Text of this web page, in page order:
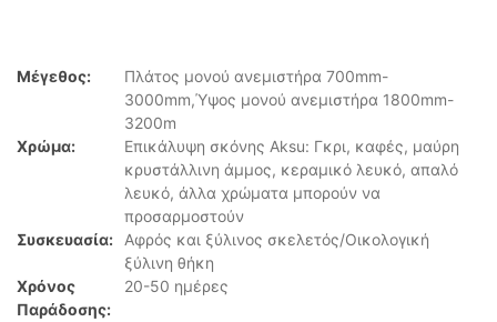
Μέγεθος:
Πλάτος μονού ανεμιστήρα 700mm-
3000mm,Ύψος μονού ανεμιστήρα 1800mm-
3200m
Χρώμα:
Επικάλυψη σκόνης Aksu: Γκρι, καφές, μαύρη
κρυστάλλινη άμμος, κεραμικό λευκό, απαλό
λευκό, άλλα χρώματα μπορούν να
προσαρμοστούν
Συσκευασία:
Αφρός και ξύλινος σκελετός/Οικολογική
ξύλινη θήκη
Χρόνος
Παράδοσης:
20-50 ημέρες